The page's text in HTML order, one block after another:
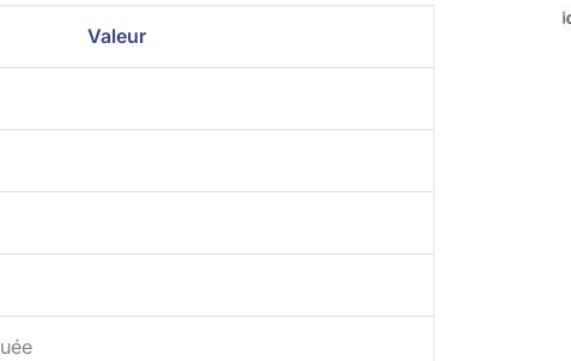
Valeur